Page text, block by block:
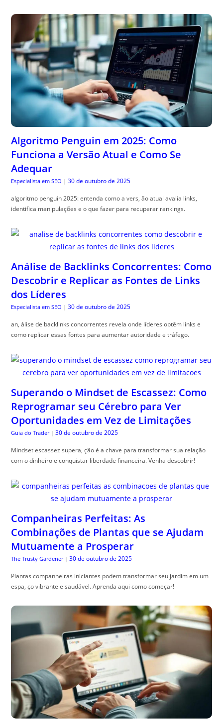
Algoritmo Penguin em 2025: Como
Funciona a Versão Atual e Como Se
Adequar
Especialista em SEO | 30 de outubro de 2025
algoritmo penguin 2025: entenda como a vers, ão atual avalia links,
identifica manipulações e o que fazer para recuperar rankings.
Análise de Backlinks Concorrentes: Como
Descobrir e Replicar as Fontes de Links
dos Líderes
Especialista em SEO | 30 de outubro de 2025
an, álise de backlinks concorrentes revela onde líderes obtêm links e
como replicar essas fontes para aumentar autoridade e tráfego.
Superando o Mindset de Escassez: Como
Reprogramar seu Cérebro para Ver
Oportunidades em Vez de Limitações
Guia do Trader | 30 de outubro de 2025
Mindset escassez supera, ção é a chave para transformar sua relação
com o dinheiro e conquistar liberdade financeira. Venha descobrir!
Companheiras Perfeitas: As
Combinações de Plantas que se Ajudam
Mutuamente a Prosperar
The Trusty Gardener | 30 de outubro de 2025
Plantas companheiras iniciantes podem transformar seu jardim em um
espa, ço vibrante e saudável. Aprenda aqui como começar!